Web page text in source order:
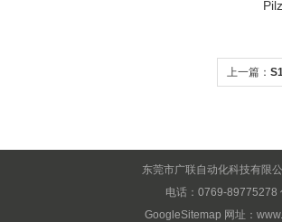
Pilz
上一篇：
东莞市广联自动化科技有限
电话：0769-89775278
GoogleSitemap 网址：